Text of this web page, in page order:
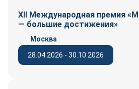
XII Международная премия
— большие достижения»
28.04.2026 - 30.10.2026
Москва